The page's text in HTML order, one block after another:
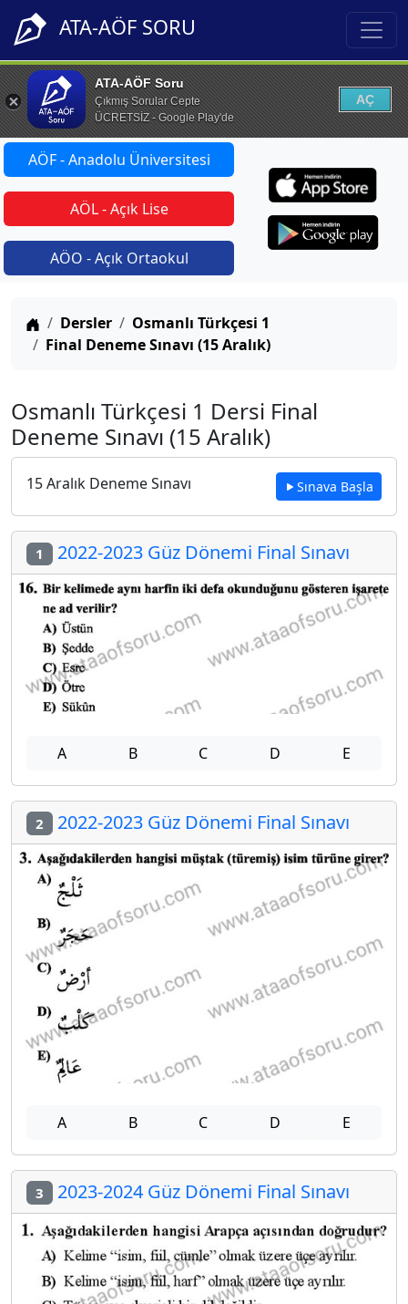
ATA-AÖF SORU
ATA-AÖF Soru
Çıkmış Sorular Cepte
ÜCRETSİZ - Google Play'de
AÇ
AÖF - Anadolu Üniversitesi
AÖL - Açık Lise
AÖO - Açık Ortaokul
Anasayfa
Dersler
Osmanlı Türkçesi 1
Final Deneme Sınavı (15 Aralık)
Osmanlı Türkçesi 1 Dersi Final
Deneme Sınavı (15 Aralık)
15 Aralık Deneme Sınavı Sınava Başla
1 2022-2023 Güz Dönemi Final Sınavı
A B C D E
2 2022-2023 Güz Dönemi Final Sınavı
A B C D E
3 2023-2024 Güz Dönemi Final Sınavı